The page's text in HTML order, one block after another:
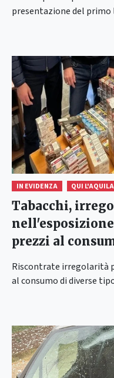
presentazione del
IN EVIDENZA QUI L'AQUILA
Tabacchi,
prezzi al
Riscontrate irregolarità
al consumo di diverse